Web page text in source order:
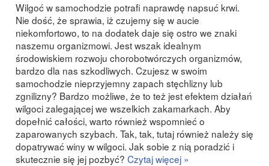
Wilgoć w samochodzie potrafi naprawdę napsuć krwi.
Nie dość, że sprawia, iż czujemy się w aucie
niekomfortowo, to na dodatek daje się ostro we znaki
naszemu organizmowi. Jest wszak idealnym
środowiskiem rozwoju chorobotwórczych organizmów,
bardzo dla nas szkodliwych. Czujesz w swoim
samochodzie nieprzyjemny zapach stęchlizny lub
zgnilizny? Bardzo możliwe, że to też jest efektem działań
wilgoci zalegającej we wszelkich zakamarkach. Aby
dopełnić całości, warto również wspomnieć o
zaparowanych szybach. Tak, tak, tutaj również należy się
dopatrywać winy w wilgoci. Jak sobie z nią poradzić i
skutecznie się jej pozbyć? Czytaj więcej »